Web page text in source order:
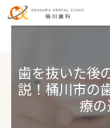
歯を抜いた後
説！桶川市の
療